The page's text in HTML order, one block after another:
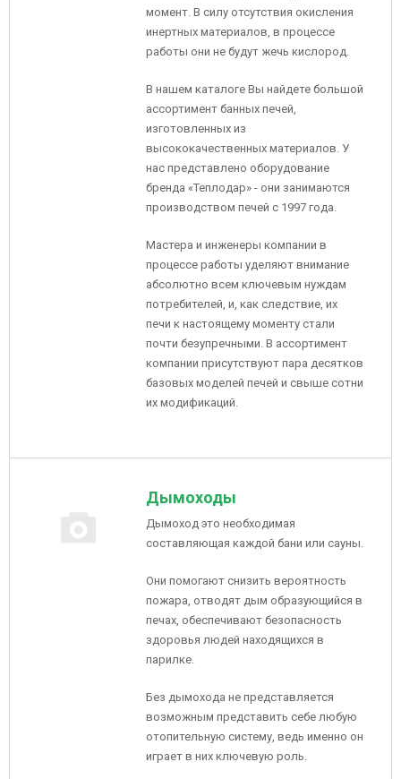
момент. В силу отсутствия окисления
инертных материалов, в процессе
работы они не будут жечь кислород.
В нашем каталоге Вы найдете большой
ассортимент банных печей,
изготовленных из
высококачественных материалов. У
нас представлено оборудование
бренда «Теплодар» - они занимаются
производством печей с 1997 года.
Мастера и инженеры компании в
процессе работы уделяют внимание
абсолютно всем ключевым нуждам
потребителей, и, как следствие, их
печи к настоящему моменту стали
почти безупречными. В ассортимент
компании присутствуют пара десятков
базовых моделей печей и свыше сотни
их модификаций.
Дымоходы
Дымоход это необходимая
составляющая каждой бани или сауны.
Они помогают снизить вероятность
пожара, отводят дым образующийся в
печах, обеспечивают безопасность
здоровья людей находящихся в
парилке.
Без дымохода не представляется
возможным представить себе любую
отопительную систему, ведь именно он
играет в них ключевую роль.